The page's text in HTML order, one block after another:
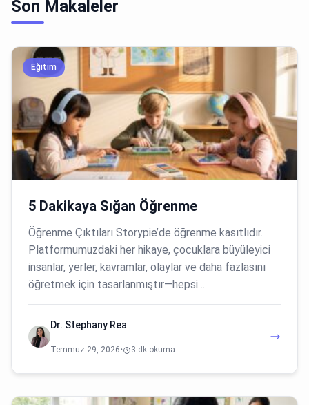
Son Makaleler
Eğitim
5 Dakikaya Sığan Öğrenme
Öğrenme Çıktıları Storypie’de öğrenme kasıtlıdır.
Platformumuzdaki her hikaye, çocuklara büyüleyici
insanlar, yerler, kavramlar, olaylar ve daha fazlasını
öğretmek için tasarlanmıştır—hepsi…
Dr. Stephany Rea
Temmuz 29, 2026• 3 dk okuma